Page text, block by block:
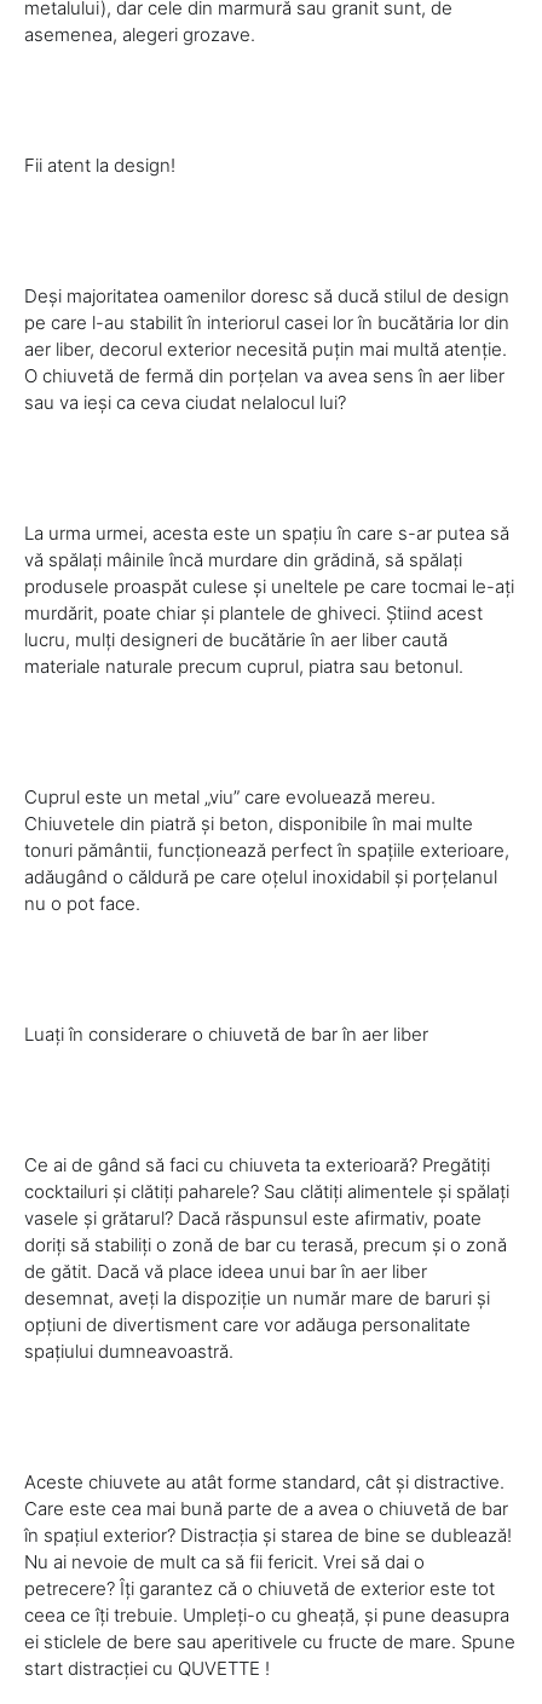
metalului), dar cele din marmură sau granit sunt, de
asemenea, alegeri grozave.
Fii atent la design!
Deși majoritatea oamenilor doresc să ducă stilul de design
pe care l-au stabilit în interiorul casei lor în bucătăria lor din
aer liber, decorul exterior necesită puțin mai multă atenție.
O chiuvetă de fermă din porțelan va avea sens în aer liber
sau va ieși ca ceva ciudat nelalocul lui?
La urma urmei, acesta este un spațiu în care s-ar putea să
vă spălați mâinile încă murdare din grădină, să spălați
produsele proaspăt culese și uneltele pe care tocmai le-ați
murdărit, poate chiar și plantele de ghiveci. Știind acest
lucru, mulți designeri de bucătărie în aer liber caută
materiale naturale precum cuprul, piatra sau betonul.
Cuprul este un metal „viu” care evoluează mereu.
Chiuvetele din piatră și beton, disponibile în mai multe
tonuri pământii, funcționează perfect în spațiile exterioare,
adăugând o căldură pe care oțelul inoxidabil și porțelanul
nu o pot face.
Luați în considerare o chiuvetă de bar în aer liber
Ce ai de gând să faci cu chiuveta ta exterioară? Pregătiți
cocktailuri și clătiți paharele? Sau clătiți alimentele și spălați
vasele și grătarul? Dacă răspunsul este afirmativ, poate
doriți să stabiliți o zonă de bar cu terasă, precum și o zonă
de gătit. Dacă vă place ideea unui bar în aer liber
desemnat, aveți la dispoziție un număr mare de baruri și
opțiuni de divertisment care vor adăuga personalitate
spațiului dumneavoastră.
Aceste chiuvete au atât forme standard, cât și distractive.
Care este cea mai bună parte de a avea o chiuvetă de bar
în spațiul exterior? Distracția și starea de bine se dublează!
Nu ai nevoie de mult ca să fii fericit. Vrei să dai o
petrecere? Îți garantez că o chiuvetă de exterior este tot
ceea ce îți trebuie. Umpleți-o cu gheață, și pune deasupra
ei sticlele de bere sau aperitivele cu fructe de mare. Spune
start distracției cu QUVETTE !